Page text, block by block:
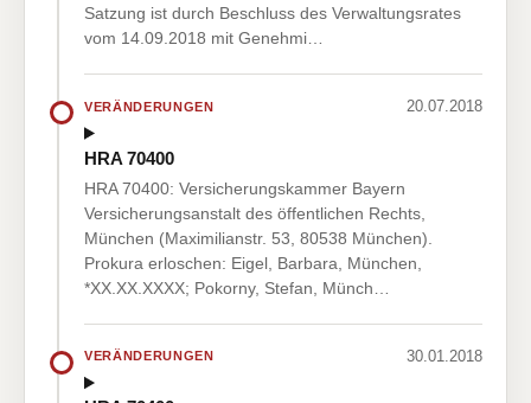
Satzung ist durch Beschluss des Verwaltungsrates
vom 14.09.2018 mit Genehmi…
VERÄNDERUNGEN 20.07.2018
HRA 70400
HRA 70400: Versicherungskammer Bayern
Versicherungsanstalt des öffentlichen Rechts,
München (Maximilianstr. 53, 80538 München).
Prokura erloschen: Eigel, Barbara, München,
*XX.XX.XXXX; Pokorny, Stefan, Münch…
VERÄNDERUNGEN 30.01.2018